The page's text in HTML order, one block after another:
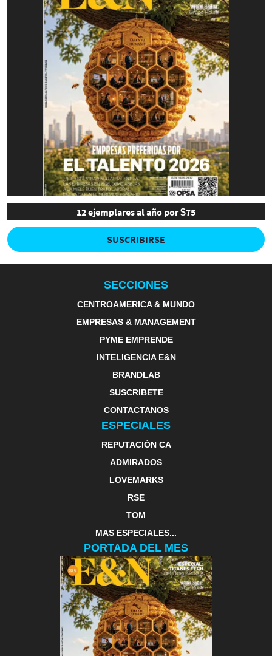
12 ejemplares al año por $75
SUSCRIBIRSE
SECCIONES
CENTROAMERICA & MUNDO
EMPRESAS & MANAGEMENT
PYME EMPRENDE
INTELIGENCIA E&N
BRANDLAB
SUSCRIBETE
CONTACTANOS
ESPECIALES
REPUTACIÓN CA
ADMIRADOS
LOVEMARKS
RSE
TOM
MAS ESPECIALES...
PORTADA DEL MES